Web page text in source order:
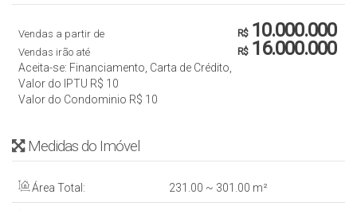
R$10.000.000
Vendas a partir de
R$16.000.000
Vendas irão até
Aceita-se: Financiamento, Carta de Crédito,
Valor do IPTU R$ 10
Valor do Condominio R$ 10
Medidas do Imóvel
Área Total: 231 .00 ~ 301 .00 m²